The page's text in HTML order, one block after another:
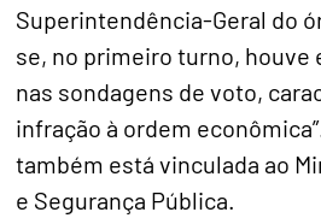
Superintendência-Geral do
se, no primeiro turno, houve
nas sondagens de voto,
infração à ordem
também está vinculada ao
e Segurança Pública.